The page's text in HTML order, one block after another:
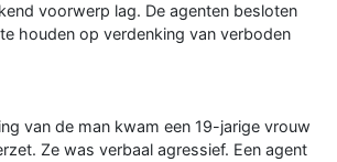
voorwerp lag. De agenten besloten
houden op verdenking van verboden
van de man kwam een 19-jarige vrouw
Ze was verbaal agressief. Een agent